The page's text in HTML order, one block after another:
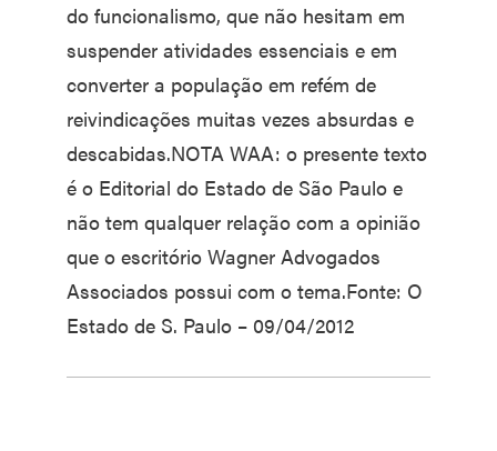
do funcionalismo, que não hesitam em
suspender atividades essenciais e em
converter a população em refém de
reivindicações muitas vezes absurdas e
descabidas.NOTA WAA: o presente texto
é o Editorial do Estado de São Paulo e
não tem qualquer relação com a opinião
que o escritório Wagner Advogados
Associados possui com o tema.Fonte: O
Estado de S. Paulo – 09/04/2012